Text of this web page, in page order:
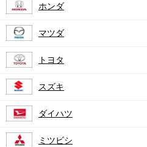
ホンダ
マツダ
トヨタ
スズキ
ダイハツ
ミツビシ